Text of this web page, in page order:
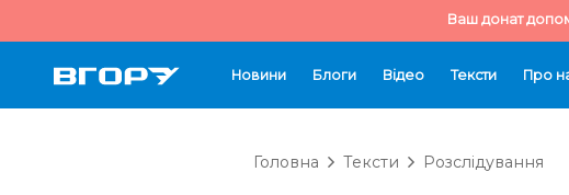
Ваш донат
Новини Блоги Відео Тексти Про
Головна Тексти Розслідування